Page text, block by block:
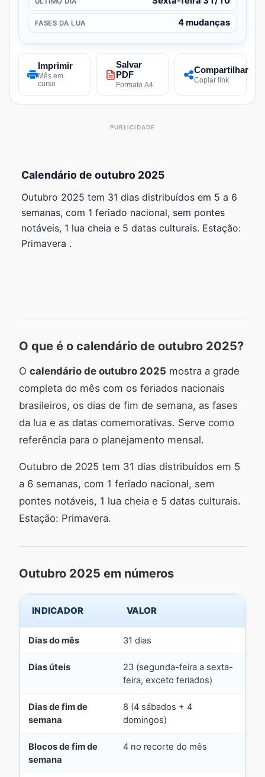
FASES DA LUA 4 mudanças
Imprimir
Mês em
curso
Salvar
PDF
Formato A4
Compartilhar
Copiar link
Calendário de outubro 2025
Outubro 2025 tem 31 dias distribuídos em 5 a 6
semanas, com 1 feriado nacional, sem pontes
notáveis, 1 lua cheia e 5 datas culturais. Estação:
Primavera .
O que é o calendário de outubro 2025?
O calendário de outubro 2025 mostra a grade
completa do mês com os feriados nacionais
brasileiros, os dias de fim de semana, as fases
da lua e as datas comemorativas. Serve como
referência para o planejamento mensal.
Outubro de 2025 tem 31 dias distribuídos em 5
a 6 semanas, com 1 feriado nacional, sem
pontes notáveis, 1 lua cheia e 5 datas culturais.
Estação: Primavera.
Outubro 2025 em números
INDICADOR VALOR
Dias do mês 31 dias
Dias úteis
23 (segunda-feira a sexta-
feira, exceto feriados)
Dias de fim de
semana
8 (4 sábados + 4
domingos)
Blocos de fim de
semana
4 no recorte do mês